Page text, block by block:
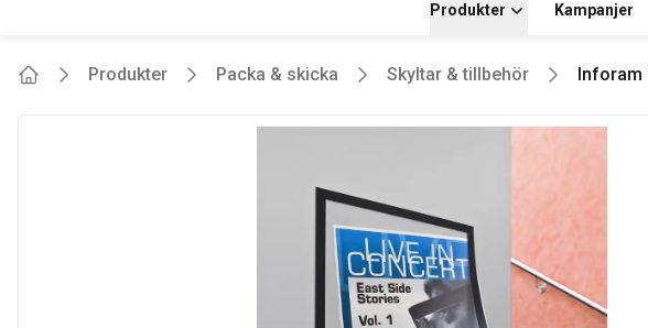
Produkter Kampanjer
Produkter Packa & skicka Skyltar & tillbehör Inforam